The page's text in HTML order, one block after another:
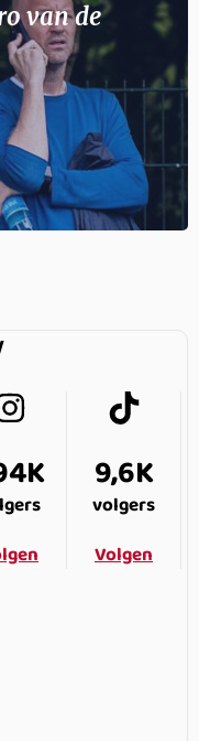
van de
9,6K
volgers
Volgen